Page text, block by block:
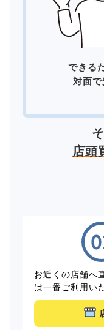
できる
対面で
店頭
お近くの店舗へ
は一番ご利用い